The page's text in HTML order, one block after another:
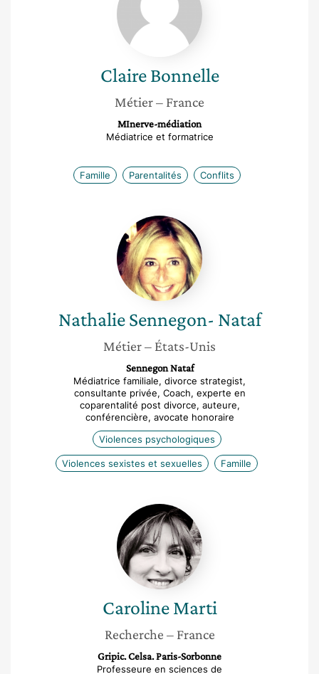
Claire Bonnelle
Métier– France
MInerve-médiation
Médiatrice et formatrice
Famille Parentalités Conflits
Nathalie
Sennegon-
Nataf
Nathalie Sennegon- Nataf
Métier– États-Unis
Sennegon Nataf
Médiatrice familiale, divorce strategist,
consultante privée, Coach, experte en
coparentalité post divorce, auteure,
conférencière, avocate honoraire
Violences psychologiques
Violences sexistes et sexuelles Famille
Caroline
Marti
Caroline Marti
Recherche – France
Gripic. Celsa. Paris-Sorbonne
Professeure en sciences de